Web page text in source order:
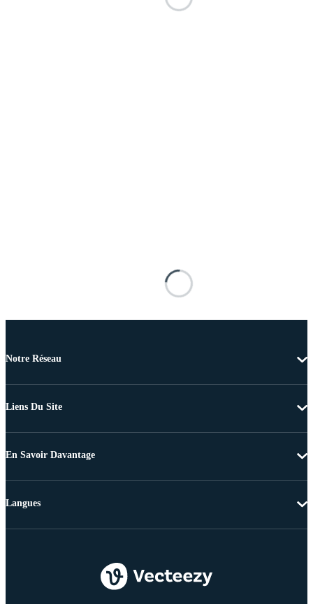
Notre Réseau
Liens Du Site
En Savoir Davantage
Langues